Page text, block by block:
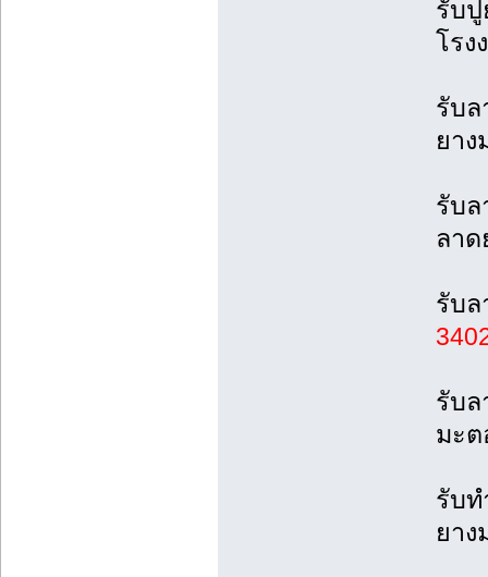
รับปู
โรง
รับล
ยา
รับล
ลา
รับล
รับล
มะต
รับท
ยาง